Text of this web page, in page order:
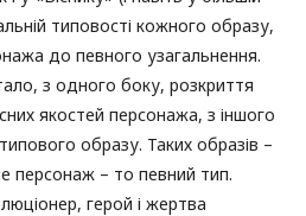
типовості кожного образу,
до певного узагальнення.
з одного боку, розкриття
якостей персонажа, з іншого
образу. Таких образів –
персонаж – то певний тип.
герой і жертва